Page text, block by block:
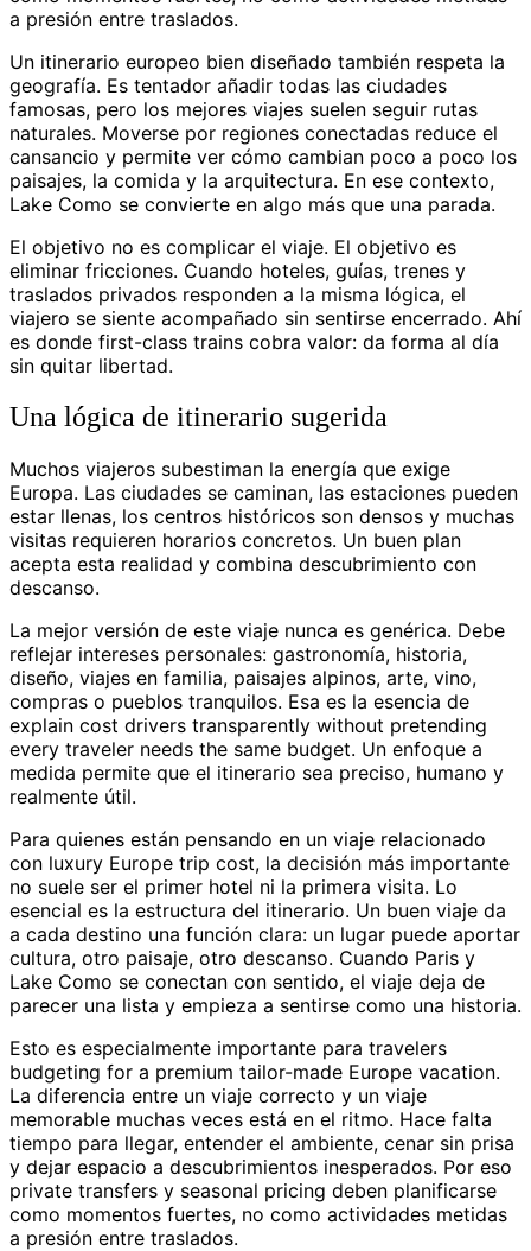
a presión entre traslados.
Un itinerario europeo bien diseñado también respeta la
geografía. Es tentador añadir todas las ciudades
famosas, pero los mejores viajes suelen seguir rutas
naturales. Moverse por regiones conectadas reduce el
cansancio y permite ver cómo cambian poco a poco los
paisajes, la comida y la arquitectura. En ese contexto,
Lake Como se convierte en algo más que una parada.
El objetivo no es complicar el viaje. El objetivo es
eliminar fricciones. Cuando hoteles, guías, trenes y
traslados privados responden a la misma lógica, el
viajero se siente acompañado sin sentirse encerrado. Ahí
es donde first-class trains cobra valor: da forma al día
sin quitar libertad.
Una lógica de itinerario sugerida
Muchos viajeros subestiman la energía que exige
Europa. Las ciudades se caminan, las estaciones pueden
estar llenas, los centros históricos son densos y muchas
visitas requieren horarios concretos. Un buen plan
acepta esta realidad y combina descubrimiento con
descanso.
La mejor versión de este viaje nunca es genérica. Debe
reflejar intereses personales: gastronomía, historia,
diseño, viajes en familia, paisajes alpinos, arte, vino,
compras o pueblos tranquilos. Esa es la esencia de
explain cost drivers transparently without pretending
every traveler needs the same budget. Un enfoque a
medida permite que el itinerario sea preciso, humano y
realmente útil.
Para quienes están pensando en un viaje relacionado
con luxury Europe trip cost, la decisión más importante
no suele ser el primer hotel ni la primera visita. Lo
esencial es la estructura del itinerario. Un buen viaje da
a cada destino una función clara: un lugar puede aportar
cultura, otro paisaje, otro descanso. Cuando Paris y
Lake Como se conectan con sentido, el viaje deja de
parecer una lista y empieza a sentirse como una historia.
Esto es especialmente importante para travelers
budgeting for a premium tailor-made Europe vacation.
La diferencia entre un viaje correcto y un viaje
memorable muchas veces está en el ritmo. Hace falta
tiempo para llegar, entender el ambiente, cenar sin prisa
y dejar espacio a descubrimientos inesperados. Por eso
private transfers y seasonal pricing deben planificarse
como momentos fuertes, no como actividades metidas
a presión entre traslados.